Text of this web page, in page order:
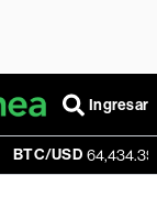
Ingresar
64,434.39 -0.54%